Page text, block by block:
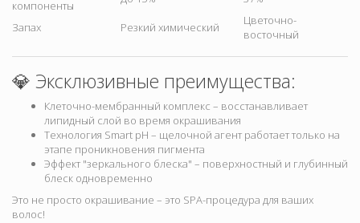
компоненты
Запах
Резкий химический
Цветочно-
восточный
💎 Эксклюзивные преимущества:
Клеточно-мембранный комплекс – восстанавливает
липидный слой во время окрашивания
Технология Smart pH – щелочной агент работает только на
этапе проникновения пигмента
Эффект "зеркального блеска" – поверхностный и глубинный
блеск одновременно
Это не просто окрашивание – это SPA-процедура для ваших
волос!